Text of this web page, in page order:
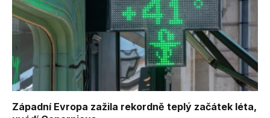
Západní Evropa zažila rekordně teplý začátek léta,